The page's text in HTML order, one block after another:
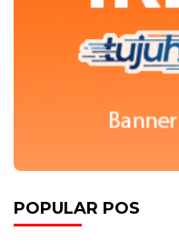
POPULAR POS